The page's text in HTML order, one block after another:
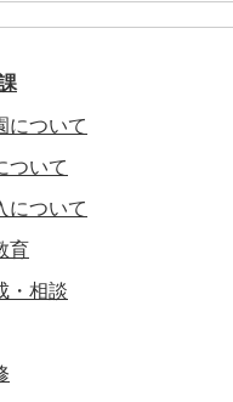
について
ついて
について
育
・相談